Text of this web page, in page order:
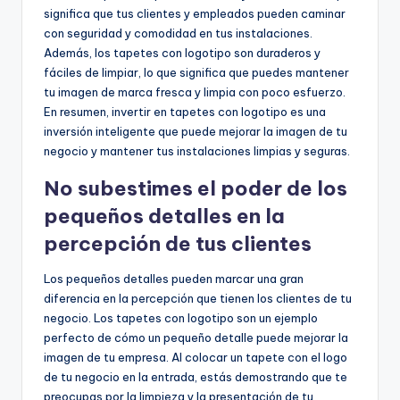
significa que tus clientes y empleados pueden caminar
con seguridad y comodidad en tus instalaciones.
Además, los tapetes con logotipo son duraderos y
fáciles de limpiar, lo que significa que puedes mantener
tu imagen de marca fresca y limpia con poco esfuerzo.
En resumen, invertir en tapetes con logotipo es una
inversión inteligente que puede mejorar la imagen de tu
negocio y mantener tus instalaciones limpias y seguras.
No subestimes el poder de los
pequeños detalles en la
percepción de tus clientes
Los pequeños detalles pueden marcar una gran
diferencia en la percepción que tienen los clientes de tu
negocio. Los tapetes con logotipo son un ejemplo
perfecto de cómo un pequeño detalle puede mejorar la
imagen de tu empresa. Al colocar un tapete con el logo
de tu negocio en la entrada, estás demostrando que te
preocupas por la limpieza y la presentación de tu